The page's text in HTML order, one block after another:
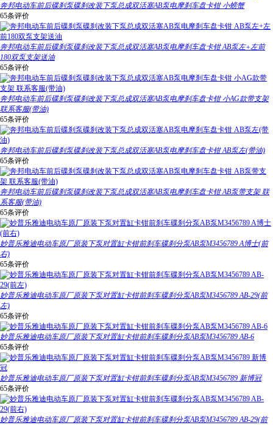
奔邦电动车前后碟刹泵碟刹改装下泵总成双活塞AB泵电摩刹车盘卡钳 小螃蟹
65条评价
奔邦电动车前后碟刹泵碟刹改装下泵总成双活塞AB泵电摩刹车盘卡钳 AB泵左+左前
180双泵支架送油
65条评价
奔邦电动车前后碟刹泵碟刹改装下泵总成双活塞AB泵电摩刹车盘卡钳 小AG款带支架
联系客服(带油)
65条评价
奔邦电动车前后碟刹泵碟刹改装下泵总成双活塞AB泵电摩刹车盘卡钳 AB泵左(带油)
65条评价
奔邦电动车前后碟刹泵碟刹改装下泵总成双活塞AB泵电摩刹车盘卡钳 AB泵带支架 联
系客服(带油)
65条评价
妙普乐雅迪电动车原厂原装下泵对置缸卡钳前刹车碟刹分泵AB泵M3456789 A博士(前
右)
65条评价
妙普乐雅迪电动车原厂原装下泵对置缸卡钳前刹车碟刹分泵AB泵M3456789 AB-29(前
左)
65条评价
妙普乐雅迪电动车原厂原装下泵对置缸卡钳前刹车碟刹分泵AB泵M3456789 AB-6
65条评价
妙普乐雅迪电动车原厂原装下泵对置缸卡钳前刹车碟刹分泵AB泵M3456789 新博冠
65条评价
妙普乐雅迪电动车原厂原装下泵对置缸卡钳前刹车碟刹分泵AB泵M3456789 AB-29(前